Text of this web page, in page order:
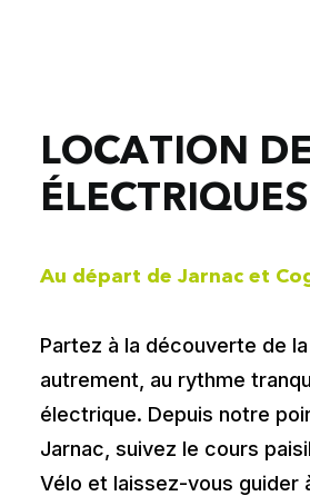
LOCATION D
ÉLECTRIQUES
Au départ de Jarnac et
Partez à la découverte de
autrement, au rythme
électrique. Depuis notre
Jarnac, suivez le cours
Vélo et laissez-vous guider